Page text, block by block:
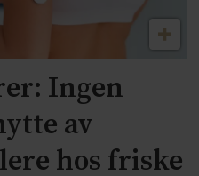
Ingen
av
hos friske